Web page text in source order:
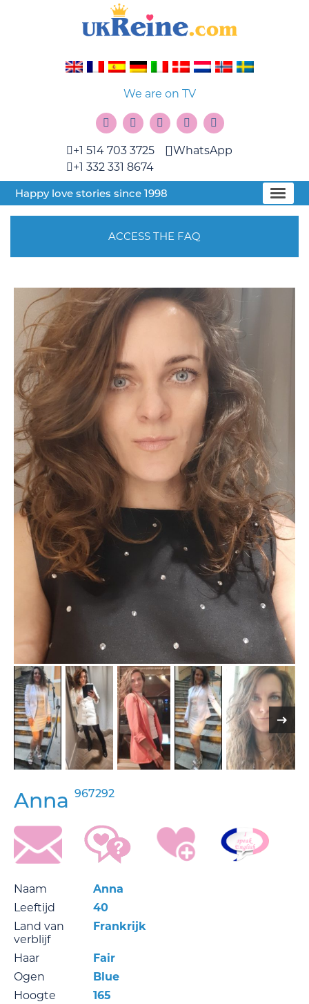
We are on TV
+1 514 703 3725
+1 332 331 8674
WhatsApp
Happy love stories since 1998
ACCESS THE FAQ
Anna 967292
Naam
Anna
Leeftijd
40
Land van
verblijf
Frankrijk
Haar
Fair
Ogen
Blue
Hoogte
165